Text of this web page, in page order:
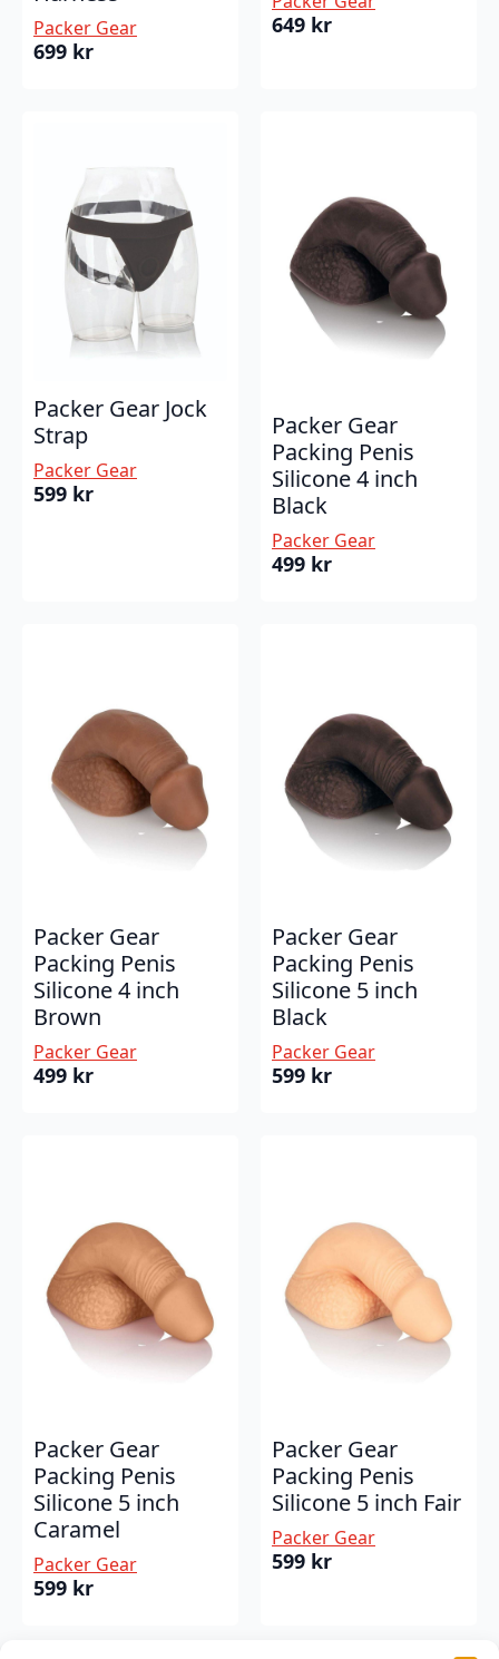
Packer Gear
699 kr
649 kr
Packer Gear Jock
Strap
Packer Gear
599 kr
Packer Gear
Packing Penis
Silicone 4 inch
Black
Packer Gear
499 kr
Packer Gear
Packing Penis
Silicone 4 inch
Brown
Packer Gear
499 kr
Packer Gear
Packing Penis
Silicone 5 inch
Black
Packer Gear
599 kr
Packer Gear
Packing Penis
Silicone 5 inch
Caramel
Packer Gear
599 kr
Packer Gear
Packing Penis
Silicone 5 inch Fair
Packer Gear
599 kr